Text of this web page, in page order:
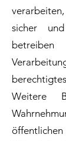
sicher
Weitere